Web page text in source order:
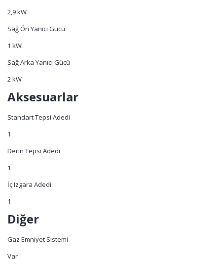
2,9 kW
Sağ Ön Yanıcı Gücü
1 kW
Sağ Arka Yanıcı Gücü
2 kW
Aksesuarlar
Standart Tepsi Adedi
1
Derin Tepsi Adedi
1
İç Izgara Adedi
1
Diğer
Gaz Emniyet Sistemi
Var